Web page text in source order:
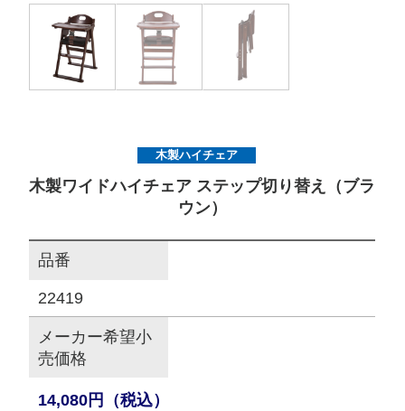
このサイトについて
サイトマップ
木製ハイチェア
木製ワイドハイチェア ステップ切り替え（ブラ
ウン）
品番
22419
メーカー希望小
売価格
14,080円（税込）